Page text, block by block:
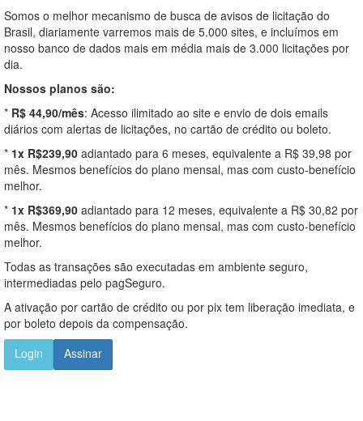
Somos o melhor mecanismo de busca de avisos de licitação do
Brasil, diariamente varremos mais de 5.000 sites, e incluímos em
nosso banco de dados mais em média mais de 3.000 licitações por
dia.
Nossos planos são:
* R$ 44,90/mês: Acesso ilimitado ao site e envio de dois emails
diários com alertas de licitações, no cartão de crédito ou boleto.
* 1x R$239,90 adiantado para 6 meses, equivalente a R$ 39,98 por
mês. Mesmos benefícios do plano mensal, mas com custo-benefício
melhor.
* 1x R$369,90 adiantado para 12 meses, equivalente a R$ 30,82 por
mês. Mesmos benefícios do plano mensal, mas com custo-benefício
melhor.
Todas as transações são executadas em ambiente seguro,
intermediadas pelo pagSeguro.
A ativação por cartão de crédito ou por pix tem liberação imediata, e
por boleto depois da compensação.
Login
Assinar